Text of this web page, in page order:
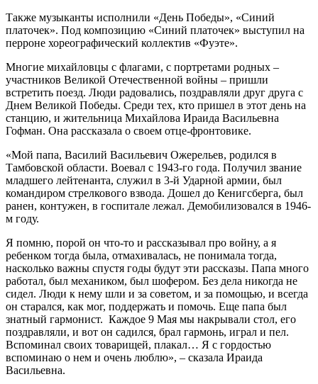
Также музыканты исполнили «День Победы», «Синий
платочек». Под композицию «Синий платочек» выступил на
перроне хореографический коллектив «Фуэте».
Многие михайловцы с флагами, с портретами родных –
участников Великой Отечественной войны – пришли
встретить поезд. Люди радовались, поздравляли друг друга с
Днем Великой Победы. Среди тех, кто пришел в этот день на
станцию, и жительница Михайлова Ираида Васильевна
Гофман. Она рассказала о своем отце-фронтовике.
«Мой папа, Василий Васильевич Ожерельев, родился в
Тамбовской области. Воевал с 1943-го года. Получил звание
младшего лейтенанта, служил в 3-й Ударной армии, был
командиром стрелкового взвода. Дошел до Кенигсберга, был
ранен, контужен, в госпитале лежал. Демобилизовался в 1946-
м году.
Я помню, порой он что-то и рассказывал про войну, а я
ребенком тогда была, отмахивалась, не понимала тогда,
насколько важны спустя годы будут эти рассказы. Папа много
работал, был механиком, был шофером. Без дела никогда не
сидел. Люди к нему шли и за советом, и за помощью, и всегда
он старался, как мог, поддержать и помочь. Еще папа был
знатный гармонист. Каждое 9 Мая мы накрывали стол, его
поздравляли, и вот он садился, брал гармонь, играл и пел.
Вспоминал своих товарищей, плакал… Я с гордостью
вспоминаю о нем и очень люблю», – сказала Ираида
Васильевна.